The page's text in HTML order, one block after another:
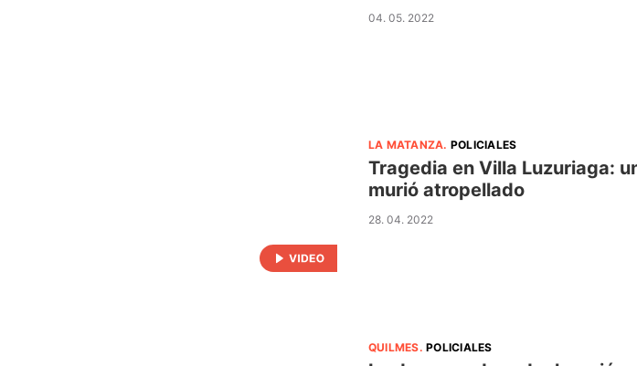
04. 05. 2022
LA MATANZA. POLICIALES
Tragedia en Villa Luzuriaga:
murió atropellado
28. 04. 2022
QUILMES.POLICIALES